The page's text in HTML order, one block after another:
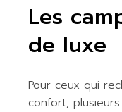
Les
de luxe
Pour ceux qui
confort,